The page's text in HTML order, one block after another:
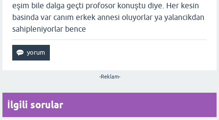
eşim bile dalga geçti profosor konuştu diye. Her kesin
basinda var canım erkek annesi oluyorlar ya yalancikdan
sahipleniyorlar bence
-Reklam-
İlgili sorular